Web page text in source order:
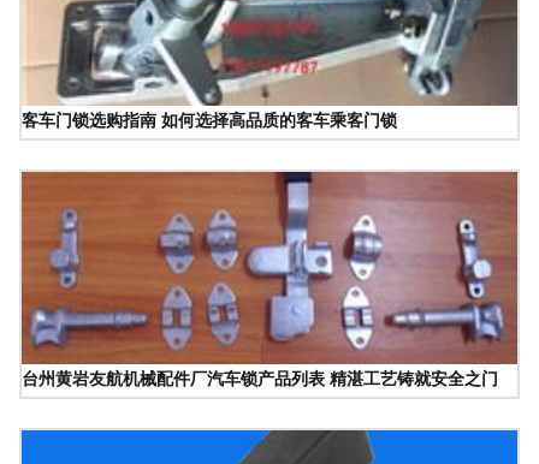
客车门锁选购指南 如何选择高品质的客车乘客门锁
台州黄岩友航机械配件厂汽车锁产品列表 精湛工艺铸就安全之门